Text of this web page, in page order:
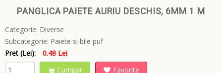
PANGLICA PAIETE AURIU DESCHIS, 6MM 1 M
Categorie: Diverse
Subcategorie: Paiete si bile puf
Pret (Lei):
0.48 Lei
Cumpar
Favorite